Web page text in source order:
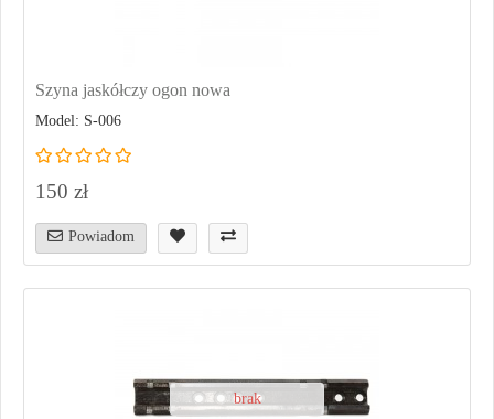
Szyna jaskółczy ogon nowa
Model: S-006
150 zł
Powiadom
brak